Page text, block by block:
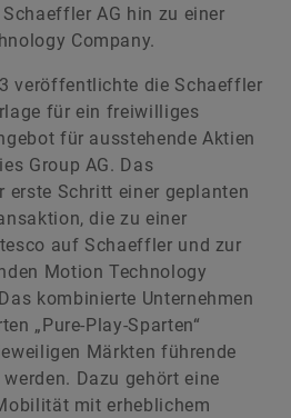
AG hin zu einer
Company.
veröffentlichte die Schaeffler
für ein freiwilliges
für ausstehende Aktien
Group AG. Das
erste Schritt einer geplanten
die zu einer
auf Schaeffler und zur
Motion Technology
kombinierte Unternehmen
„Pure-Play-Sparten“
Märkten führende
Dazu gehört eine
mit erheblichem